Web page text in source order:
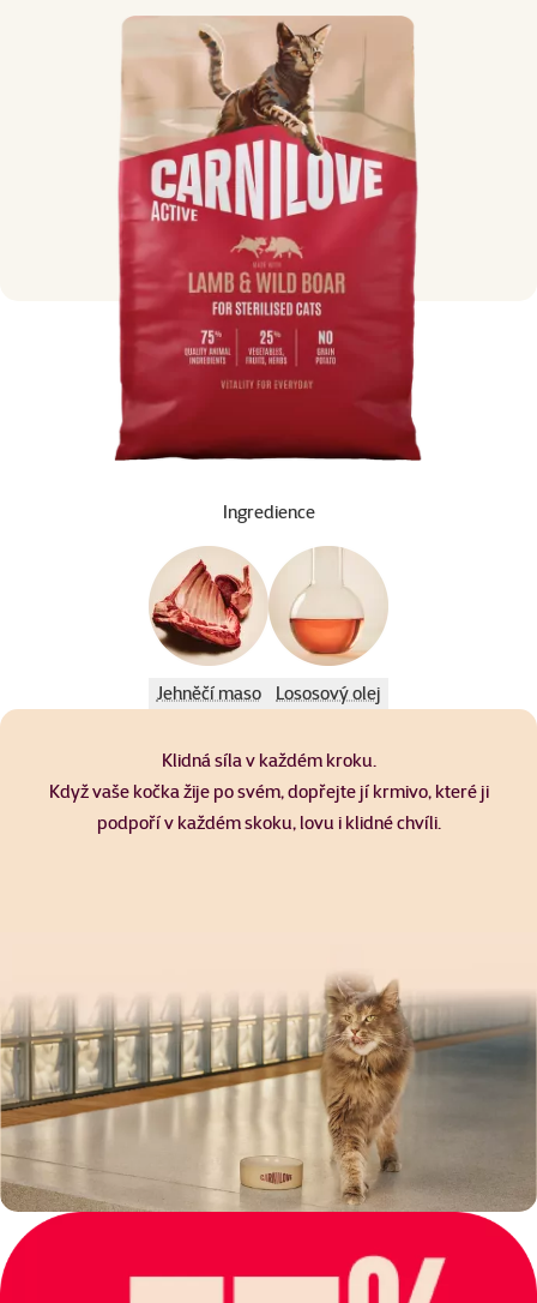
Ingredience
Jehněčí maso Lososový olej
Klidná síla v každém kroku.
Když vaše kočka žije po svém, dopřejte jí krmivo, které ji
podpoří v každém skoku, lovu i klidné chvíli.